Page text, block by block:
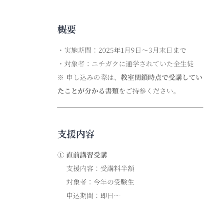
概要
・ 実施期間： 2025年1月9日〜3月末日まで
・対象者：ニチガクに通学されていた全生徒
※ 申し込みの際は、 教室閉鎖時点で受講してい
たことが分かる書類をご持参ください。
支援内容
① 直前講習受講
支援内容：受講料半額
対象者： 今年の受験生
申込期間：即日〜